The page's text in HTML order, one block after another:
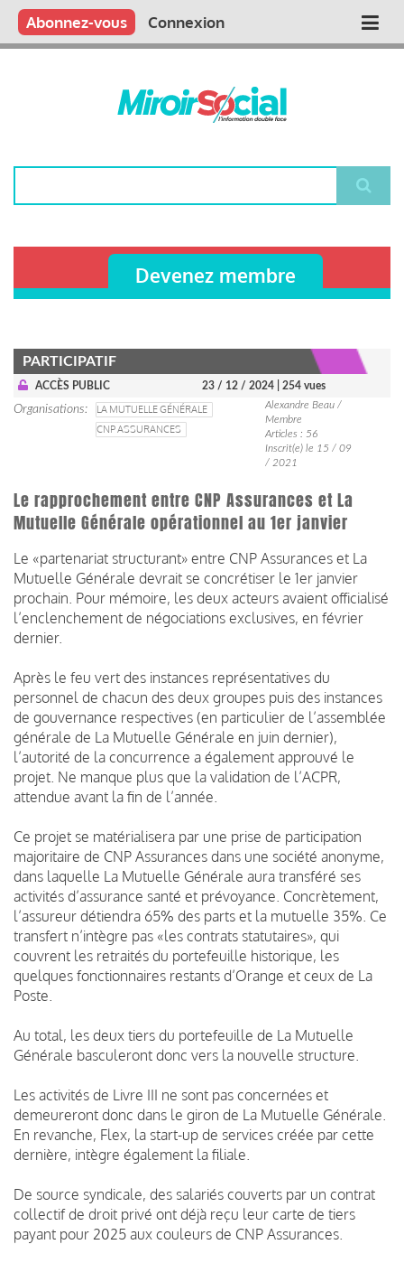
Aller
contenu
Main
Qui sommes nous ?
Vous publiez
Nous publions
Contactez-nous
Abonnez-vous Connexion
Devenez membre
PARTICIPATIF
ACCÈS PUBLIC 23 / 12 / 2024 | 254 vues
Organisations
LA MUTUELLE GÉNÉRALE
CNP ASSURANCES
Alexandre Beau /
Membre
Articles : 56
Inscrit(e) le 15 / 09
/ 2021
Le rapprochement entre CNP Assurances et La
Mutuelle Générale opérationnel au 1er janvier
Le «partenariat structurant» entre CNP Assurances et La
Mutuelle Générale devrait se concrétiser le 1er janvier
prochain. Pour mémoire, les deux acteurs avaient officialisé
l’enclenchement de négociations exclusives, en février
dernier.
Après le feu vert des instances représentatives du
personnel de chacun des deux groupes puis des instances
de gouvernance respectives (en particulier de l’assemblée
générale de La Mutuelle Générale en juin dernier),
l’autorité de la concurrence a également approuvé le
projet. Ne manque plus que la validation de l’ACPR,
attendue avant la fin de l’année.
Ce projet se matérialisera par une prise de participation
majoritaire de CNP Assurances dans une société anonyme,
dans laquelle La Mutuelle Générale aura transféré ses
activités d’assurance santé et prévoyance. Concrètement,
l’assureur détiendra 65% des parts et la mutuelle 35%. Ce
transfert n’intègre pas «les contrats statutaires», qui
couvrent les retraités du portefeuille historique, les
quelques fonctionnaires restants d’Orange et ceux de La
Poste.
Au total, les deux tiers du portefeuille de La Mutuelle
Générale basculeront donc vers la nouvelle structure.
Les activités de Livre III ne sont pas concernées et
demeureront donc dans le giron de La Mutuelle Générale.
En revanche, Flex, la start-up de services créée par cette
dernière, intègre également la filiale.
De source syndicale, des salariés couverts par un contrat
collectif de droit privé ont déjà reçu leur carte de tiers
payant pour 2025 aux couleurs de CNP Assurances.